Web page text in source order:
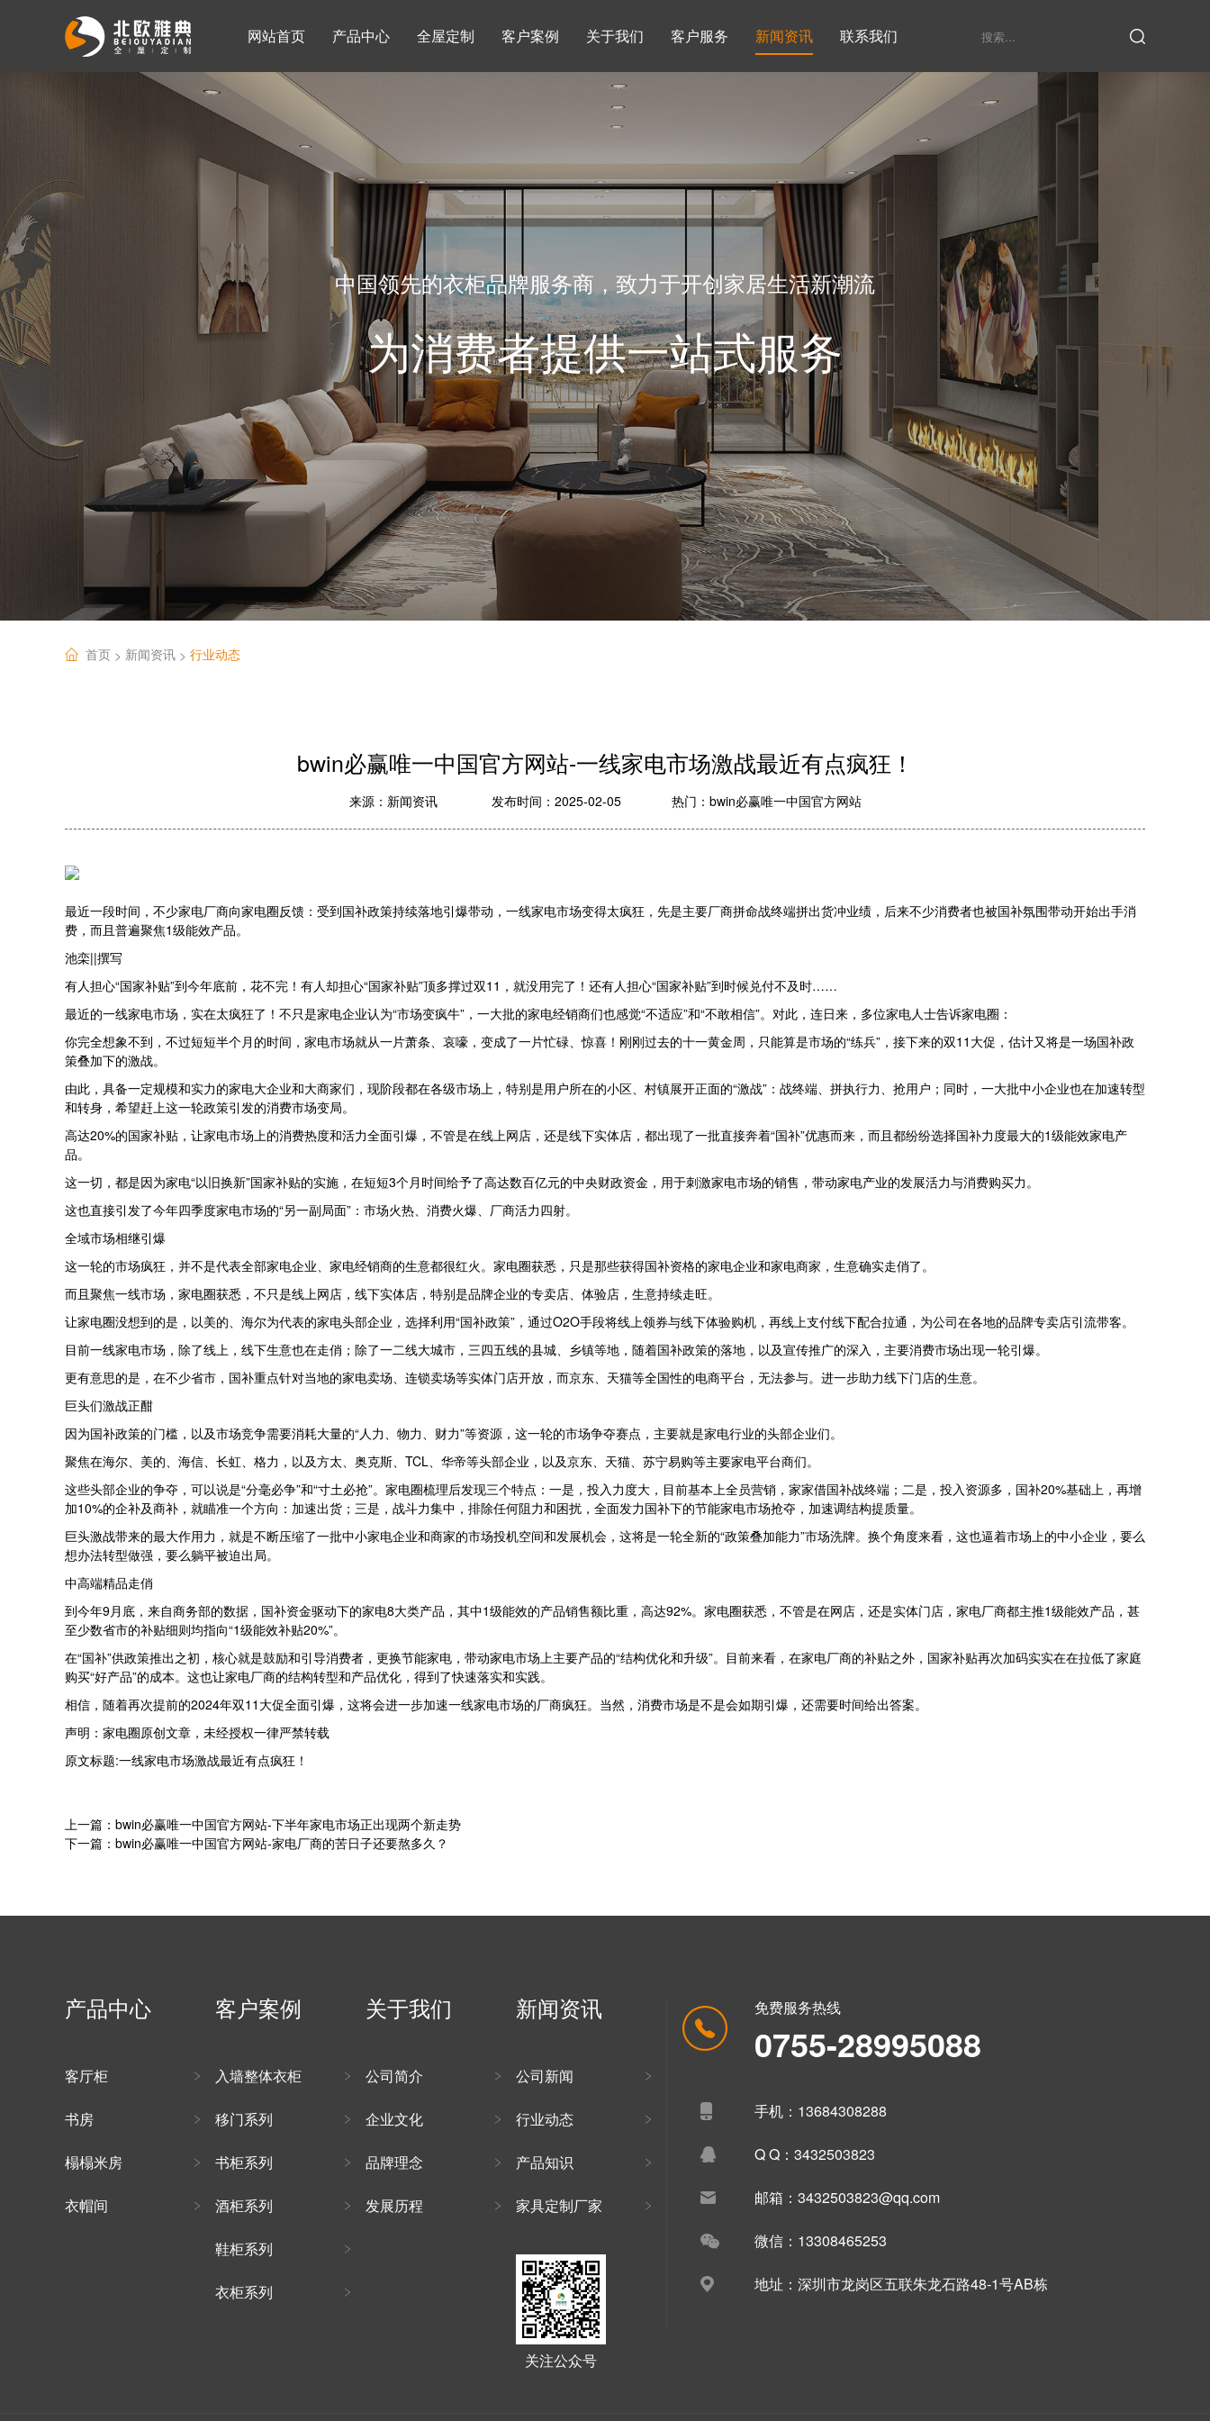
网站首页 产品中心
衣帽间
全屋定制 客户案例
书柜系列 酒柜系列 鞋柜系列 衣柜系列
关于我们
发展历程
客户服务 新闻资讯
家具定制厂家
联系我们
中国领先的衣柜品牌服务商，致力于开创家居生活新潮流
为消费者提供一站式服务
首页 > 新闻资讯 > 行业动态
bwin必赢唯一中国官方网站-一线家电市场激战最近有点疯狂！
来源： 新闻资讯 发布时间：2025-02-05 热门： bwin必赢唯一中国官方网站
最近一段时间，不少家电厂商向家电圈反馈：受到国补政策持续落地引爆带动，一线家电市场变得太疯狂，先是主要厂商拼命战终端拼出货冲业绩，后来不少消费者也被国补氛围带动开始出手消
费，而且普遍聚焦1级能效产品。
池栾||撰写
有人担心“国家补贴”到今年底前，花不完！有人却担心“国家补贴”顶多撑过双11，就没用完了！还有人担心“国家补贴”到时候兑付不及时……
最近的一线家电市场，实在太疯狂了！不只是家电企业认为“市场变疯牛”，一大批的家电经销商们也感觉“不适应”和“不敢相信”。对此，连日来，多位家电人士告诉家电圈：
你完全想象不到，不过短短半个月的时间，家电市场就从一片萧条、哀嚎，变成了一片忙碌、惊喜！刚刚过去的十一黄金周，只能算是市场的“练兵”，接下来的双11大促，估计又将是一场国补政
策叠加下的激战。
由此，具备一定规模和实力的家电大企业和大商家们，现阶段都在各级市场上，特别是用户所在的小区、村镇展开正面的“激战”：战终端、拼执行力、抢用户；同时，一大批中小企业也在加速转型
和转身，希望赶上这一轮政策引发的消费市场变局。
高达20%的国家补贴，让家电市场上的消费热度和活力全面引爆，不管是在线上网店，还是线下实体店，都出现了一批直接奔着“国补”优惠而来，而且都纷纷选择国补力度最大的1级能效家电产
品。
这一切，都是因为家电“以旧换新”国家补贴的实施，在短短3个月时间给予了高达数百亿元的中央财政资金，用于刺激家电市场的销售，带动家电产业的发展活力与消费购买力。
这也直接引发了今年四季度家电市场的“另一副局面”：市场火热、消费火爆、厂商活力四射。
全域市场相继引爆
这一轮的市场疯狂，并不是代表全部家电企业、家电经销商的生意都很红火。家电圈获悉，只是那些获得国补资格的家电企业和家电商家，生意确实走俏了。
而且聚焦一线市场，家电圈获悉，不只是线上网店，线下实体店，特别是品牌企业的专卖店、体验店，生意持续走旺。
让家电圈没想到的是，以美的、海尔为代表的家电头部企业，选择利用“国补政策”，通过O2O手段将线上领券与线下体验购机，再线上支付线下配合拉通，为公司在各地的品牌专卖店引流带客。
目前一线家电市场，除了线上，线下生意也在走俏；除了一二线大城市，三四五线的县城、乡镇等地，随着国补政策的落地，以及宣传推广的深入，主要消费市场出现一轮引爆。
更有意思的是，在不少省市，国补重点针对当地的家电卖场、连锁卖场等实体门店开放，而京东、天猫等全国性的电商平台，无法参与。进一步助力线下门店的生意。
巨头们激战正酣
因为国补政策的门槛，以及市场竞争需要消耗大量的“人力、物力、财力”等资源，这一轮的市场争夺赛点，主要就是家电行业的头部企业们。
聚焦在海尔、美的、海信、长虹、格力，以及方太、奥克斯、TCL、华帝等头部企业，以及京东、天猫、苏宁易购等主要家电平台商们。
这些头部企业的争夺，可以说是“分毫必争”和“寸土必抢”。家电圈梳理后发现三个特点：一是，投入力度大，目前基本上全员营销，家家借国补战终端；二是，投入资源多，国补20%基础上，再增
加10%的企补及商补，就瞄准一个方向：加速出货；三是，战斗力集中，排除任何阻力和困扰，全面发力国补下的节能家电市场抢夺，加速调结构提质量。
巨头激战带来的最大作用力，就是不断压缩了一批中小家电企业和商家的市场投机空间和发展机会，这将是一轮全新的“政策叠加能力”市场洗牌。换个角度来看，这也逼着市场上的中小企业，要么
想办法转型做强，要么躺平被迫出局。
中高端精品走俏
到今年9月底，来自商务部的数据，国补资金驱动下的家电8大类产品，其中1级能效的产品销售额比重，高达92%。家电圈获悉，不管是在网店，还是实体门店，家电厂商都主推1级能效产品，甚
至少数省市的补贴细则均指向“1级能效补贴20%”。
在“国补”供政策推出之初，核心就是鼓励和引导消费者，更换节能家电，带动家电市场上主要产品的“结构优化和升级”。目前来看，在家电厂商的补贴之外，国家补贴再次加码实实在在拉低了家庭
购买“好产品”的成本。这也让家电厂商的结构转型和产品优化，得到了快速落实和实践。
相信，随着再次提前的2024年双11大促全面引爆，这将会进一步加速一线家电市场的厂商疯狂。当然，消费市场是不是会如期引爆，还需要时间给出答案。
声明：家电圈原创文章，未经授权一律严禁转载
原文标题:一线家电市场激战最近有点疯狂！
上一篇：bwin必赢唯一中国官方网站-下半年家电市场正出现两个新走势
下一篇：bwin必赢唯一中国官方网站-家电厂商的苦日子还要熬多久？
产品中心
客厅柜
书房
榻榻米房
衣帽间
客户案例
入墙整体衣柜
移门系列
书柜系列
酒柜系列
鞋柜系列
衣柜系列
关于我们
公司简介
企业文化
品牌理念
发展历程
新闻资讯
公司新闻
行业动态
产品知识
家具定制厂家
关注公众号
免费服务热线
0755-28995088
手机：13684308288
Q Q：3432503823
邮箱：3432503823@qq.com
微信：13308465253
地址：深圳市龙岗区五联朱龙石路48-1号AB栋